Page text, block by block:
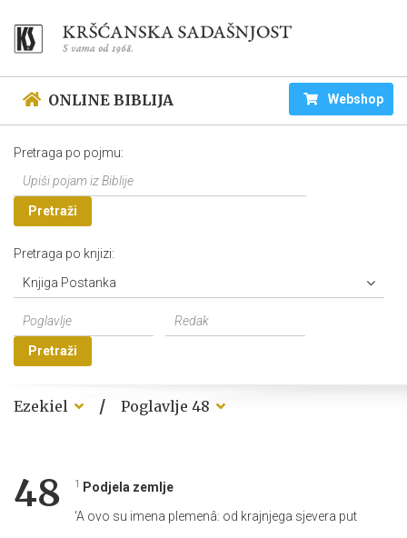
ONLINE BIBLIJA Webshop
Pretraga po pojmu:
Pretraži
Pretraga po knjizi:
Knjiga Postanka
Pretraži
Ezekiel / Poglavlje 48
48 1
Podjela zemlje
‘A ovo su imena plemenâ: od krajnjega sjevera put